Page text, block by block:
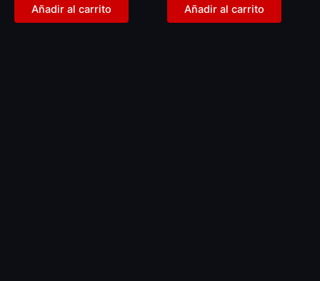
Añadir al carrito Añadir al carrito